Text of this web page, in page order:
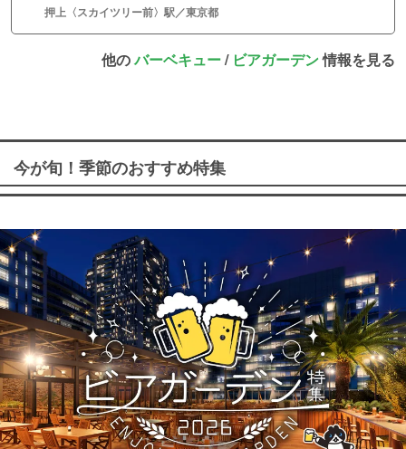
押上〈スカイツリー前〉駅／東京都
他のバーベキュー/ ビアガーデン情報を見る
今が旬！季節のおすすめ特集